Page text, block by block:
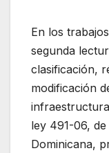
En los
segunda
clasificación,
modificación
ley 491-06,
Dominicana,